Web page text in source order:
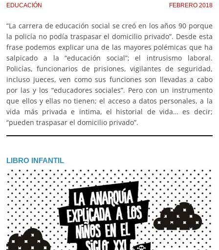
EDUCACIÓN FEBRERO 2018
“La carrera de educación social se creó en los años 90 porque
la policía no podía traspasar el domicilio privado”. Desde esta
frase podemos explicar una de las mayores polémicas que ha
salpicado a la “educación social”; el intrusismo laboral.
Policías, funcionarios de prisiones, vigilantes de seguridad,
incluso jueces, ven como sus funciones son llevadas a cabo
por las y los “educadores sociales”. Pero con un instrumento
que ellos y ellas no tienen; el acceso a datos personales, a la
vida más privada e intima, el historial de vida… es decir;
“pueden traspasar el domicilio privado”.
LIBRO INFANTIL